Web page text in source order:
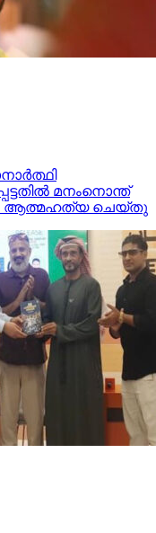
മനംനൊന്ത്
ചെയ്തു